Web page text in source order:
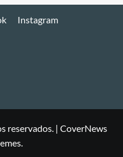
Instagram
reservados. | CoverNews